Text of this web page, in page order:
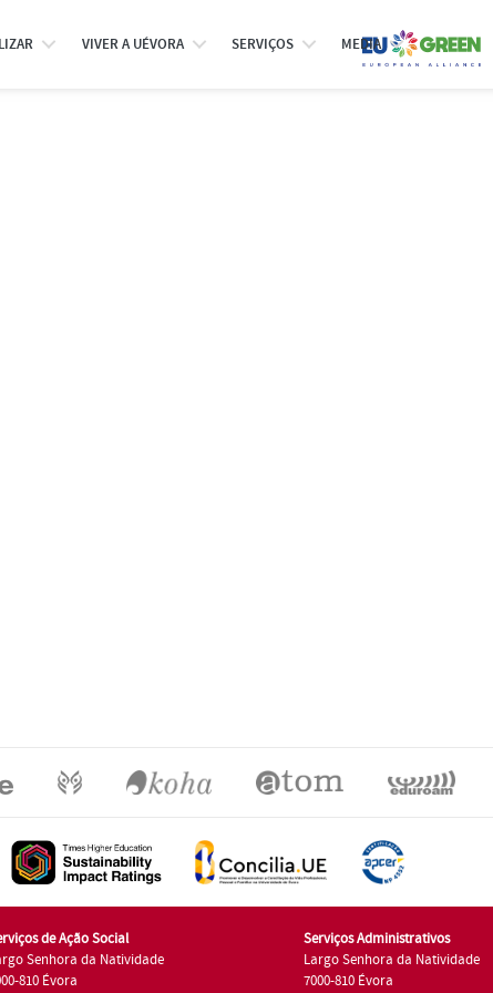
VIVER A UÉVORA SERVIÇOS MEDIA
de Ação Social
Senhora da Natividade
810 Évora
Serviços Administrativos
Largo Senhora da Natividade
7000-810 Évora